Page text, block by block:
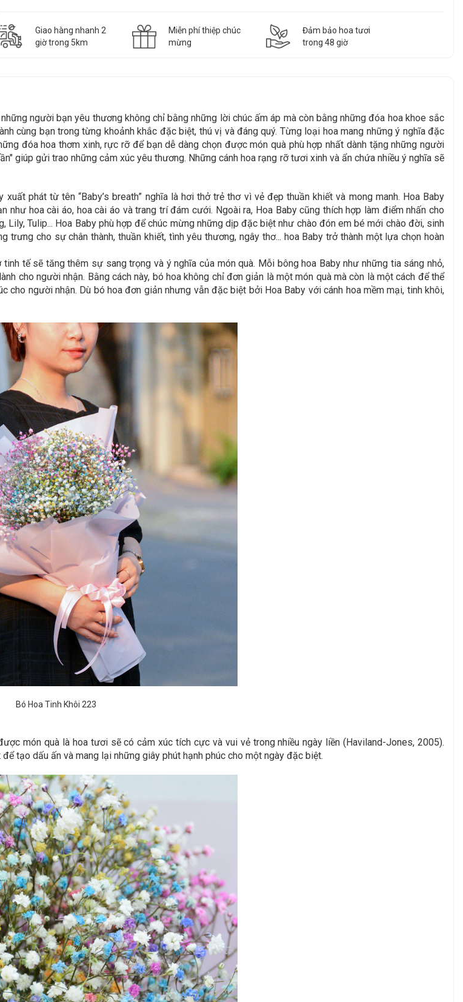
Giao hàng nhanh 2
giờ trong 5km
Miễn phí thiệp chúc
mừng
Đảm bảo hoa tươi
trong 48 giờ
người bạn yêu thương không chỉ bằng những lời chúc ấm áp mà còn bằng những đóa hoa khoe sắc
cùng bạn trongtừng khoảnh khắc đặc biệt, thú vị và đáng quý. Từng loại hoa mang những ý nghĩa đặc
đóa hoa thơm xinh, rực rỡ để bạn dễ dàng chọn được món quà phù hợp nhất dành tặng những người
giúp gửi trao những cảm xúc yêu thương. Những cánh hoa rạng rỡ tươi xinh và ẩn chứa nhiều ý nghĩa sẽ
phát từ tên “Baby’s breath” nghĩa là hơi thở trẻ thơ vì vẻ đẹp thuần khiết và mong manh. Hoa Baby
hoa cài áo, hoa cài áo và trang trí đám cưới. Ngoài ra, Hoa Baby cũng thích hợp làm điểm nhấn cho
Tulip... Hoa Baby phù hợp để chúc mừng những dịp đặc biệt như chào đón em bé mới chào đời, sinh
trưng cho sự chân thành, thuần khiết, tình yêu thương, ngây thơ... hoa Baby trở thành một lựa chọn hoàn
tế sẽ tăng thêm sự sang trọng và ý nghĩa của món quà. Mỗi bông hoa Baby như những tia sáng nhỏ,
cho người nhận. Bằng cách này, bó hoa không chỉ đơn giản là một món quà mà còn là một cách để thể
cho người nhận. Dù bó hoa đơn giản nhưng vẫn đặc biệt bởi Hoa Baby với cánh hoa mềm mại, tinh khôi,
Bó Hoa Tinh Khôi 223
món quà là hoa tươi sẽ có cảm xúc tích cực và vui vẻ trong nhiều ngày liền (Haviland-Jones, 2005).
tạo dấu ấn và mang lại những giây phút hạnh phúc cho một ngày đặc biệt.